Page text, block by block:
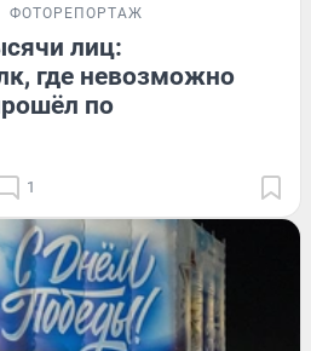
ФОТОРЕПОРТАЖ
лиц:
где невозможно
по
1